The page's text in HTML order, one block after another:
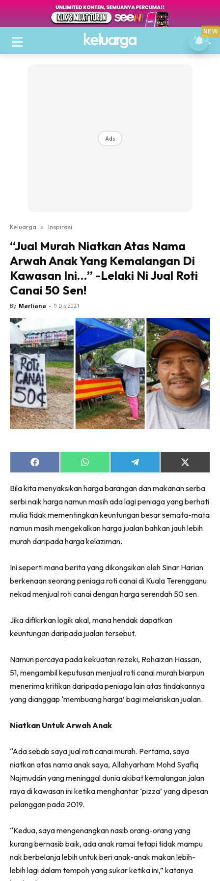
Ads
Keluarga » Inspirasi
“Jual Murah Niatkan Atas Nama
Arwah Anak Yang Kemalangan Di
Kawasan Ini…” -Lelaki Ni Jual Roti
Canai 50 Sen!
By Marliana - 9 Dis 2021
Share
on
Share
on
Share
on
Share
on
(Twitter)
Bila kita menyaksikan harga barangan dan makanan serba
serbi naik harga namun masih ada lagi peniaga yang berhati
mulia tidak mementingkan keuntungan besar semata-mata
namun masih mengekalkan harga jualan bahkan jauh lebih
murah daripada harga kelaziman.
Ini seperti mana berita yang dikongsikan oleh Sinar Harian
berkenaan seorang peniaga roti canai di Kuala Terengganu
nekad menjual roti canai dengan harga serendah 50 sen.
Jika difikirkan logik akal, mana hendak dapatkan
keuntungan daripada jualan tersebut.
Namun percaya pada kekuatan rezeki, Rohaizan Hassan,
51, mengambil keputusan menjual roti canai murah biarpun
menerima kritikan daripada peniaga lain atas tindakannya
yang dianggap ‘membuang harga’ bagi melariskan jualan.
Niatkan Untuk Arwah Anak
“Ada sebab saya jual roti canai murah. Pertama, saya
niatkan atas nama anak saya, Allahyarham Mohd Syafiq
Najmuddin yang meninggal dunia akibat kemalangan jalan
raya di kawasan ini ketika menghantar ‘pizza’ yang dipesan
pelanggan pada 2019.
“Kedua, saya mengenangkan nasib orang-orang yang
kurang bernasib baik, ada anak ramai tetapi tidak mampu
nak berbelanja lebih untuk beri anak-anak makan lebih-
lebih lagi dalam tempoh yang sukar ketika ini,” katanya
NEW